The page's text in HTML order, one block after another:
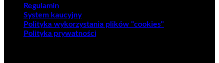
Regulamin
System kaucyjny
Polityka wykorzystania plików "cookies"
Polityka prywatności